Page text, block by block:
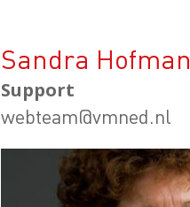
Sandra Hofman
Support
webteam@vmned.nl